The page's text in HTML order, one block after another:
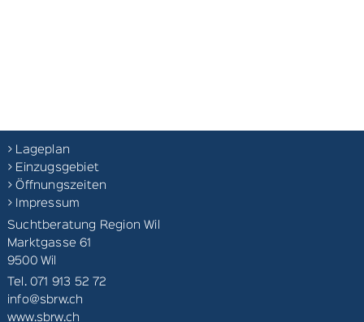
> Lageplan
> Einzugsgebiet
> Öffnungszeiten
> Impressum
Suchtberatung Region Wil
Marktgasse 61
9500 Wil
Tel. 071 913 52 72
info@sbrw.ch
www.sbrw.ch